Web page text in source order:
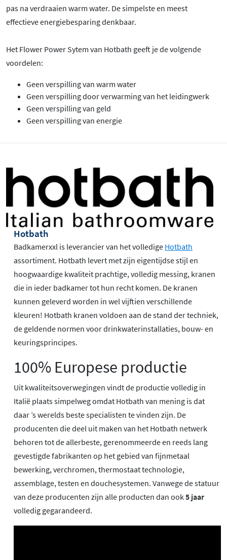
pas na verdraaien warm water. De simpelste en meest
effectieve energiebesparing denkbaar.
Het Flower Power Sytem van Hotbath geeft je de volgende
voordelen:
Geen verspilling van warm water
Geen verspilling door verwarming van het leidingwerk
Geen verspilling van geld
Geen verspilling van energie
Hotbath
Badkamerxxl is leverancier van het volledige Hotbath
assortiment. Hotbath levert met zijn eigentijdse stijl en
hoogwaardige kwaliteit prachtige, volledig messing, kranen
die in ieder badkamer tot hun recht komen. De kranen
kunnen geleverd worden in wel vijftien verschillende
kleuren! Hotbath kranen voldoen aan de stand der techniek,
de geldende normen voor drinkwaterinstallaties, bouw- en
keuringsprincipes.
100% Europese productie
Uit kwaliteitsoverwegingen vindt de productie volledig in
Italië plaats simpelweg omdat Hotbath van mening is dat
daar ’s werelds beste specialisten te vinden zijn. De
producenten die deel uit maken van het Hotbath netwerk
behoren tot de allerbeste, gerenommeerde en reeds lang
gevestigde fabrikanten op het gebied van fijnmetaal
bewerking, verchromen, thermostaat technologie,
assemblage, testen en douchesystemen. Vanwege de statuur
van deze producenten zijn alle producten dan ook5 jaar
volledig gegarandeerd.